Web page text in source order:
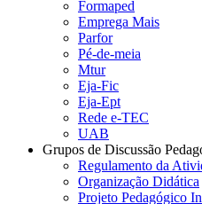
Formaped
Emprega Mais
Parfor
Pé-de-meia
Mtur
Eja-Fic
Eja-Ept
Rede e-TEC
UAB
Grupos de Discussão
Regulamento da
Organização Didática
Projeto Pedagógico